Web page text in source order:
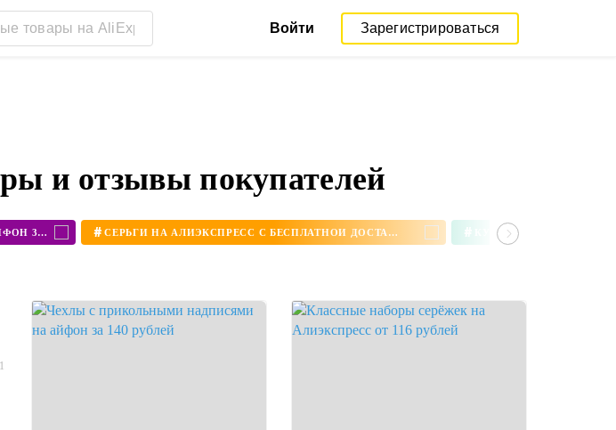
Войти Зарегистрироваться
и отзывы покупателей
ЧЕХОЛ АЙФОН 360 # СЕРЬГИ НА АЛИЭКСПРЕСС С БЕСПЛАТНОЙ ДОСТАВКОЙ #